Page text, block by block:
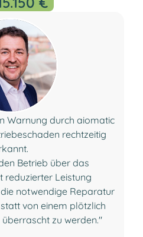
Warnung durch aiomatic
rechtzeitig
Betrieb über das
reduzierter Leistung
notwendige Reparatur
von einem plötzlich
zu werden."